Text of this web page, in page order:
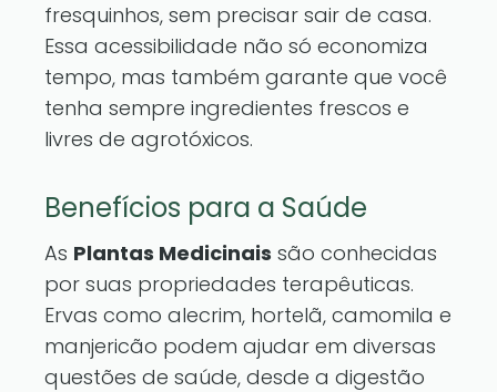
fresquinhos, sem precisar sair de casa.
Essa acessibilidade não só economiza
tempo, mas também garante que você
tenha sempre ingredientes frescos e
livres de agrotóxicos.
Benefícios para a Saúde
As Plantas Medicinais são conhecidas
por suas propriedades terapêuticas.
Ervas como alecrim, hortelã, camomila e
manjericão podem ajudar em diversas
questões de saúde, desde a digestão